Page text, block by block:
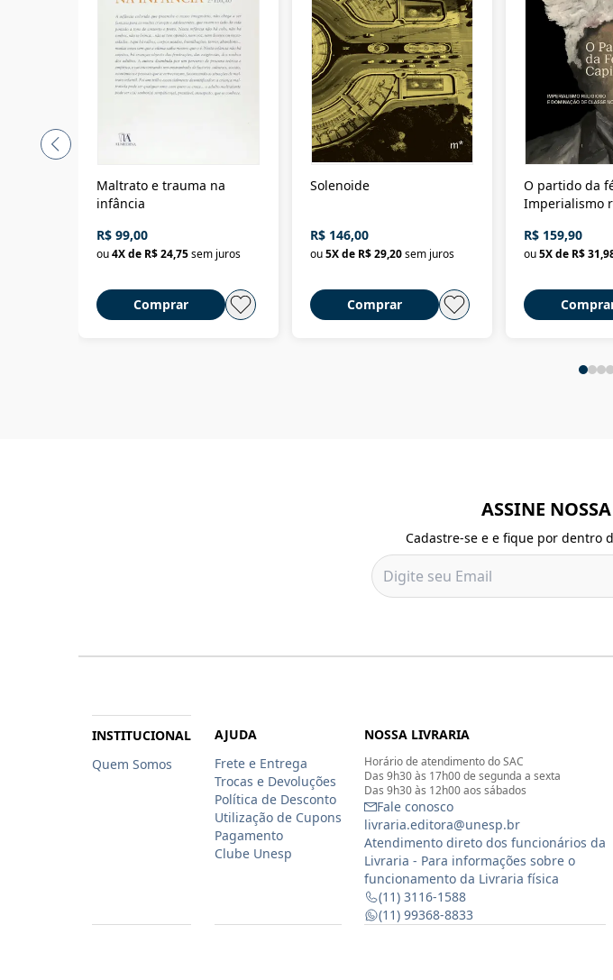
Maltrato e trauma na
infância
R$ 99,00
ou4X de R$ 24,75sem juros
Comprar
Solenoide
R$ 146,00
ou5X de R$ 29,20sem juros
Comprar
O partido da
Imperialismo
Brasil
R$ 159,90
ou5X de R$
ASSINE
Cadastre-se e e fique por dentro
INSTITUCIONAL
Quem Somos
AJUDA
Frete e Entrega
Trocas e Devoluções
Política de Desconto
Utilização de Cupons
Pagamento
Clube Unesp
NOSSA LIVRARIA
Horário de atendimento do SAC
Das 9h30 às 17h00 de segunda a sexta
Das 9h30 às 12h00 aos sábados
Fale conosco
livraria.editora@unesp.br
Atendimento direto dos funcionários da
Livraria - Para informações sobre o
funcionamento da Livraria física
(11) 3116-1588
(11) 99368-8833